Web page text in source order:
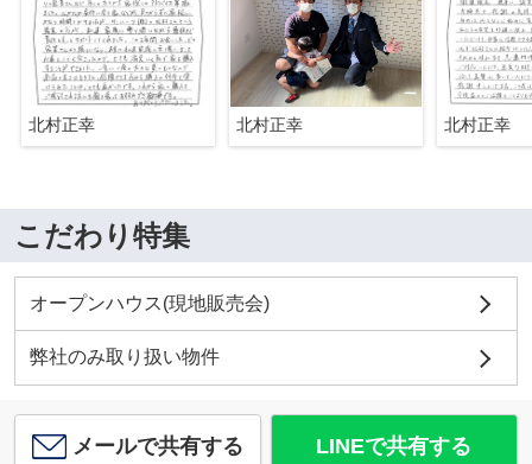
北村正幸 北村正幸 北村正幸
こだわり特集
オープンハウス(現地販売会)
弊社のみ取り扱い物件
メールで共有する LINEで共有する